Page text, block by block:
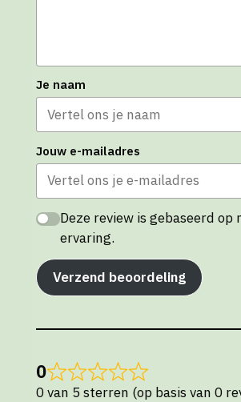
Je naam
Jouw e-mailadres
Deze review is gebaseerd op
ervaring.
Verzend beoordeling
0
0 van 5 sterren (op basis van 0